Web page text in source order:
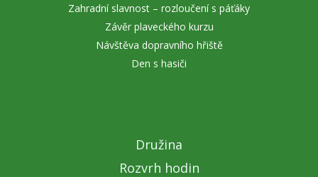
Zahradní slavnost – rozloučení s páťáky
Závěr plaveckého kurzu
Návštěva dopravního hřiště
Den s hasiči
Družina
Rozvrh hodin